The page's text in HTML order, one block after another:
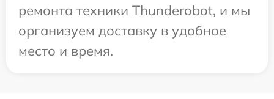
ремонта техники Thunderobot, и мы
организуем доставку в удобное
место и время.